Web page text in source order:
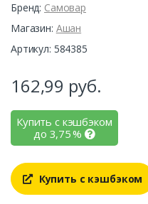
Бренд: Самовар
Магазин: Ашан
Артикул: 584385
162,99 руб.
Купить с кэшбэком
до 3,75%
Купить с кэшбэком